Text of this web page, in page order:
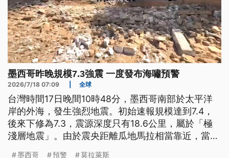
墨西哥昨晚規模7.3強震 一度發布海嘯預警
2026/7/18 07:09 全球
台灣時間17日晚間10時48分，墨西哥南部於太平洋
岸的外海，發生強烈地震。初始速報規模達到7.4，
後來下修為7.3，震源深度只有18.6公里，屬於「極
淺層地震」。由於震央距離瓜地馬拉相當靠近，當地
墨西哥 預警 莫拉萊斯